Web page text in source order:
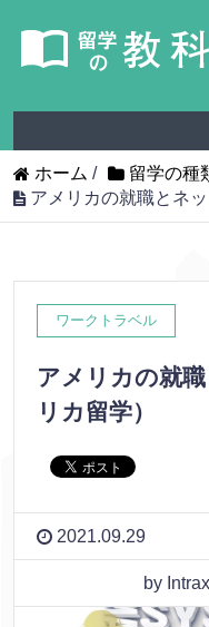
ホーム / 留学の種
アメリカの就職とネッ
ワークトラベル
アメリカの就
リカ留学）
2021.09.29
by